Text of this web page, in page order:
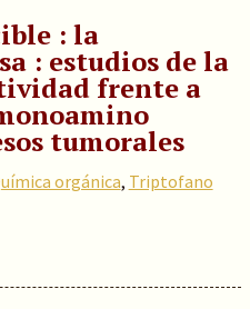
: la
: estudios de la
frente a
tumorales
orgánica, Triptofano